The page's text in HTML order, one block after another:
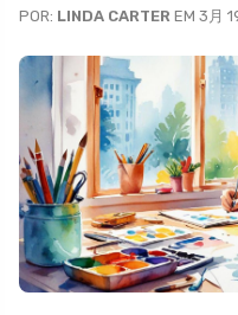
POR: LINDA CARTER EM 3月